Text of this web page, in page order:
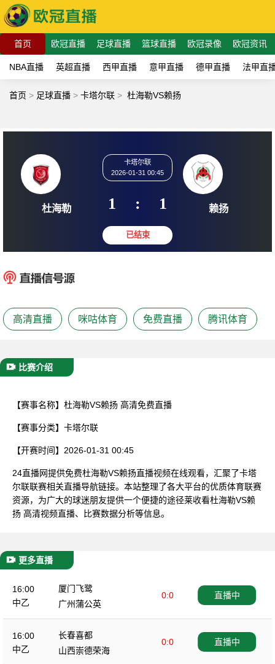
首页 欧冠直播 足球直播 篮球直播 欧冠录像 欧冠资讯
NBA直播 英超直播 西甲直播 意甲直播 德甲直播 法甲直
首页 > 足球直播 > 卡塔尔联 > 杜海勒VS赖扬
杜海勒
卡塔尔联
2026-01-31 00:45
1 : 1 赖
高清直播 咪咕体育 免费直播 腾讯体育
比赛介绍
【赛事名称】 杜海勒VS赖扬 高清免费直播
【赛事分类】 卡塔尔联
【开赛时间】 2026-01-31 00:45
24直播网提供免费杜海勒VS赖扬直播视频在线观看，汇聚了卡塔
尔联联赛相关直播导航链接。本站整理了各大平台的优质体育联赛
资源，为广大的球迷朋友提供一个便捷的途径莱收看杜海勒VS赖
扬 高清视频直播、比赛数据分析等信息。
更多直播
16:00
中乙
厦门飞鹭
0:0
广州蒲公英
直播中
16:00
中乙
长春喜都
0:0
山西崇德荣海
直播中